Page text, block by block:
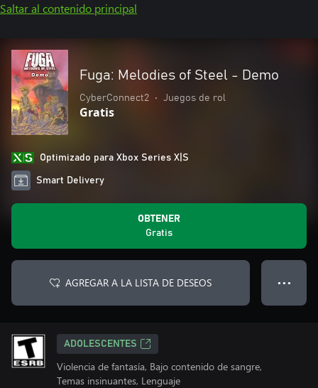
Saltar al contenido principal
Fuga: Melodies of Steel - Demo
CyberConnect2 • Juegos de rol
Gratis
Optimizado para Xbox Series X|S
Smart Delivery
OBTENER
Gratis
AGREGAR A LA LISTA DE DESEOS ● ● ●
ADOLESCENTES
Violencia de fantasía, Bajo contenido de sangre,
Temas insinuantes, Lenguaje